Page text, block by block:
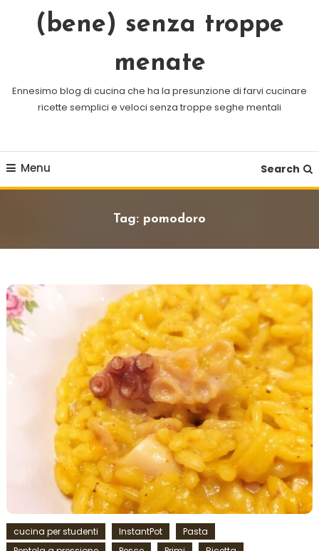
(bene) senza troppe
menate
Ennesimo blog di cucina che ha la presunzione di farvi cucinare
ricette semplici e veloci senza troppe seghe mentali
Menu Search
Tag: pomodoro
cucina per studenti InstantPot
Pasta